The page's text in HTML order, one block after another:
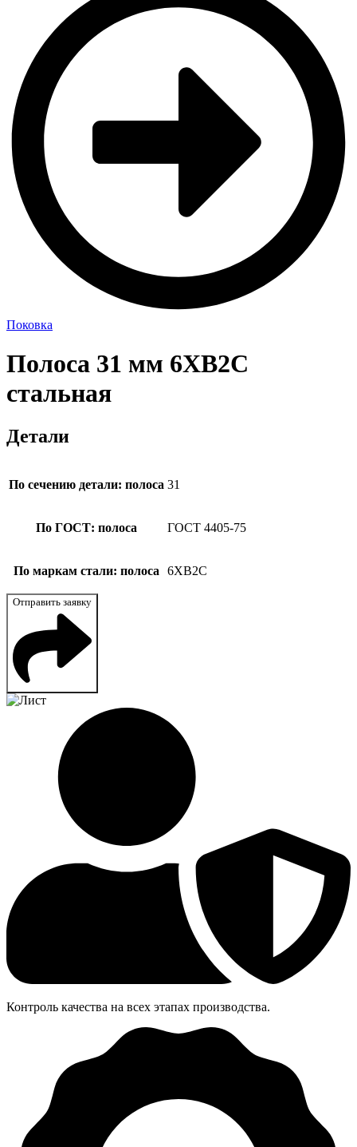
Поковка
Полоса 31 мм 6ХВ2С
стальная
Детали
По сечению детали: полоса 31
По ГОСТ: полоса ГОСТ 4405-75
По маркам стали: полоса 6ХВ2С
Отправить заявку
Контроль качества на всех этапах производства.